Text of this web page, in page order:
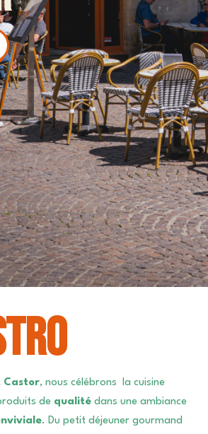
Castor, nous célébrons la cuisine
de qualité dans une ambiance
. Du petit déjeuner gourmand